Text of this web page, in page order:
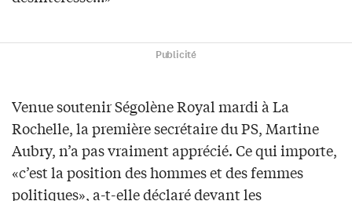
Publicité
Venue soutenir Ségolène Royal mardi à La
Rochelle, la première secrétaire du PS, Martine
Aubry, n’a pas vraiment apprécié. Ce qui importe,
«c’est la position des hommes et des femmes
politiques», a-t-elle déclaré devant les